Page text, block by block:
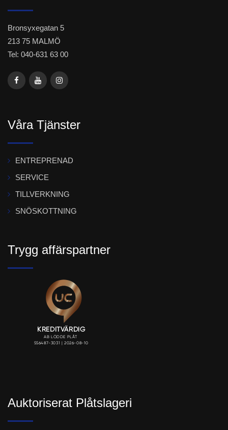
Bronsyxegatan 5
213 75 MALMÖ
Tel: 040-631 63 00
Våra Tjänster
ENTREPRENAD
SERVICE
TILLVERKNING
SNÖSKOTTNING
Trygg affärspartner
Auktoriserat Plåtslageri